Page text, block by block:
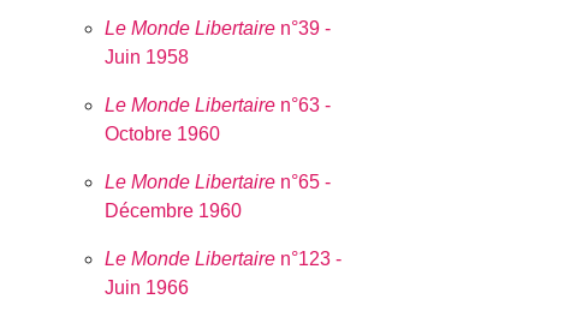
Le Monde Libertaire n°39 -
Juin 1958
Le Monde Libertaire n°63 -
Octobre 1960
Le Monde Libertaire n°65 -
Décembre 1960
Le Monde Libertaire n°123 -
Juin 1966